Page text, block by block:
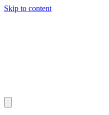
Skip to content